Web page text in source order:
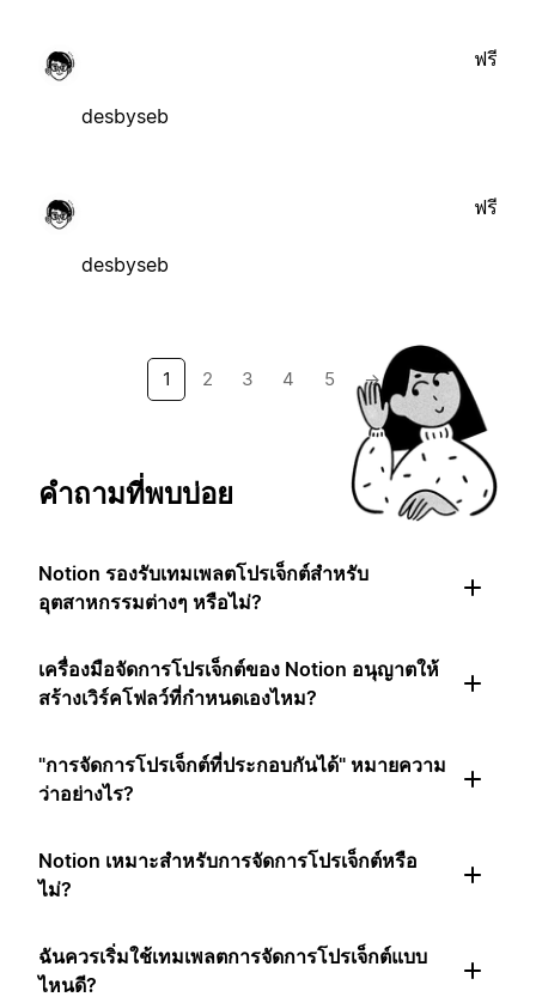
desbyseb
ฟรี
desbyseb
ฟรี
1 2 3 4 5 →
คำถามที่พบบ่อย
Notion รองรับเทมเพลตโปรเจ็กต์สำหรับ
อุตสาหกรรมต่างๆ หรือไม่?
เครื่องมือจัดการโปรเจ็กต์ของ Notion อนุญาตให้
สร้างเวิร์คโฟลว์ที่กำหนดเองไหม?
"การจัดการโปรเจ็กต์ที่ประกอบกันได้" หมายความ
ว่าอย่างไร?
Notion เหมาะสำหรับการจัดการโปรเจ็กต์หรือ
ไม่?
ฉันควรเริ่มใช้เทมเพลตการจัดการโปรเจ็กต์แบบ
ไหนดี?